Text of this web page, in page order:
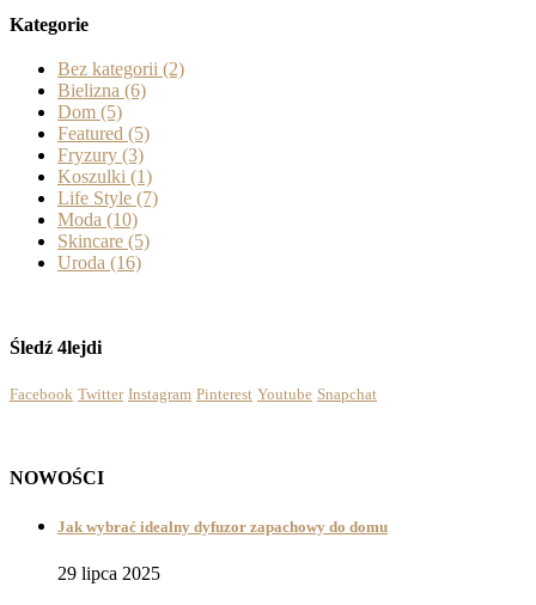
Kategorie
Bez kategorii (2)
Bielizna (6)
Dom (5)
Featured (5)
Fryzury (3)
Koszulki (1)
Life Style (7)
Moda (10)
Skincare (5)
Uroda (16)
Śledź 4lejdi
Facebook Twitter Instagram Pinterest Youtube Snapchat
NOWOŚCI
Jak wybrać idealny dyfuzor zapachowy do domu
29 lipca 2025